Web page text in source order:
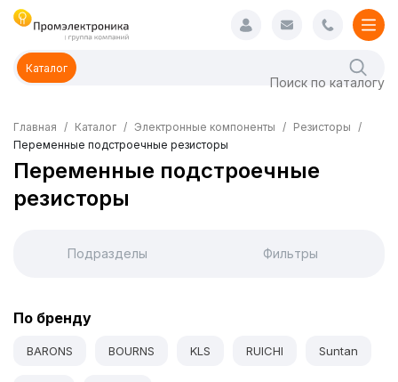
Каталог
Главная Каталог Электронные компоненты
Резисторы
Переменные подстроечные резисторы
Переменные подстроечные
резисторы
Подразделы Фильтры
По бренду
BARONS BOURNS KLS RUICHI Suntan